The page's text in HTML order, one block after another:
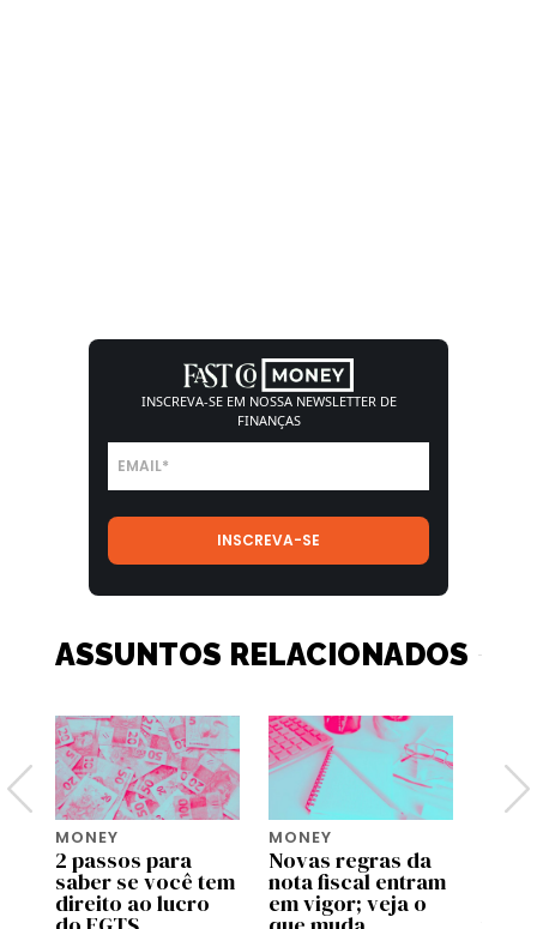
INSCREVA-SE EM NOSSA NEWSLETTER DE
FINANÇAS
ASSUNTOS RELACIONADOS
MONEY
2 passos para
saber se você tem
direito ao lucro
MONEY
Novas regras da
nota fiscal entram
em vigor; veja o